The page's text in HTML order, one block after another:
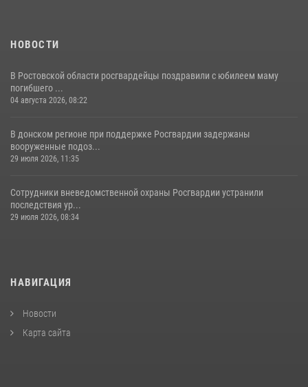
НОВОСТИ
В Ростовской области росгвардейцы поздравили с юбилеем маму
погибшего ...
04 августа 2026, 08:22
В донском регионе при поддержке Росгвардии задержаны
вооруженные подоз...
29 июля 2026, 11:35
Сотрудники вневедомственной охраны Росгвардии устранили
последствия ур...
29 июля 2026, 08:34
НАВИГАЦИЯ
Новости
Карта сайта